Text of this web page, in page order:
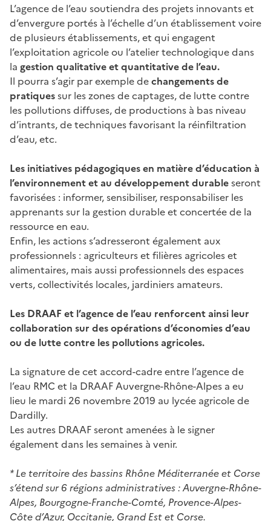
L’agence de l’eau soutiendra des projets innovants et
d’envergure portés à l’échelle d’un établissement voire
de plusieurs établissements, et qui engagent
l’exploitation agricole ou l’atelier technologique dans
la gestion qualitative et quantitative de l’eau.
Il pourra s’agir par exemple dechangements de
pratiquessur les zones de captages, de lutte contre
les pollutions diffuses, de productions à bas niveau
d’intrants, de techniques favorisant la réinfiltration
d’eau, etc.
Les initiatives pédagogiques en matière d’éducation à
l’environnement et au développement durableseront
favorisées : informer, sensibiliser, responsabiliser les
apprenants sur la gestion durable et concertée de la
ressource en eau.
Enfin, les actions s’adresseront également aux
professionnels : agriculteurs et filières agricoles et
alimentaires, mais aussi professionnels des espaces
verts, collectivités locales, jardiniers amateurs.
Les DRAAF et l’agence de l’eau renforcent ainsi leur
collaboration sur des opérations d’économies d’eau
ou de lutte contre les pollutions agricoles.
La signature de cet accord-cadre entre l’agence de
l’eau RMC et la DRAAF Auvergne-Rhône-Alpes a eu
lieu le mardi 26 novembre 2019 au lycée agricole de
Dardilly.
Les autres DRAAF seront amenées à le signer
également dans les semaines à venir.
* Le territoire des bassins Rhône Méditerranée et Corse
s’étend sur 6 régions administratives : Auvergne-Rhône-
Alpes, Bourgogne-Franche-Comté, Provence-Alpes-
Côte d’Azur, Occitanie, Grand Est et Corse.